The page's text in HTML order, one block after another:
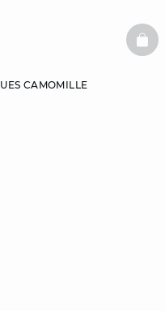
CAMOMILLE